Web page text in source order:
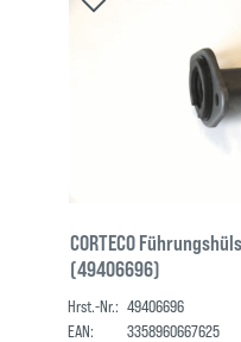
CORTECO
(49406696)
Hrst.-Nr.: 49406696
EAN:
3358960667625